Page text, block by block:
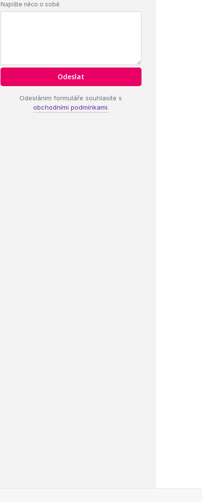
Napište něco o sobě
Odesláním formuláře souhlasíte s
obchodními podmínkami.